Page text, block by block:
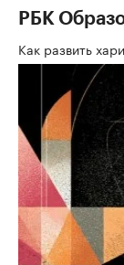
РБК
Как развить